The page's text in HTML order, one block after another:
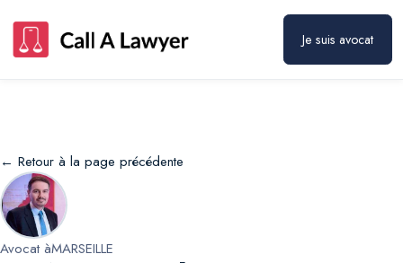
Je suis avocat
← Retour à la page précédente
Avocat àMARSEILLE